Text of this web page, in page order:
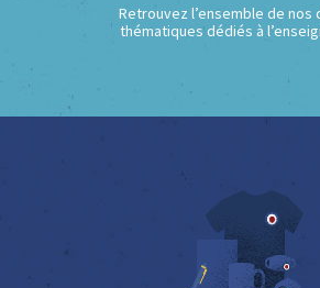
Retrouvez l’ensemble de nos
thématiques dédiés à